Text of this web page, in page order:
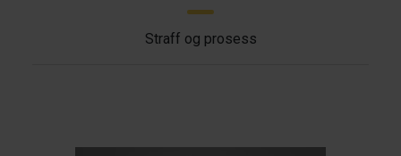
Straff og prosess